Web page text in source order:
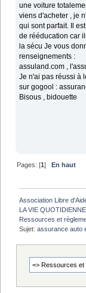
une voiture
viens d'acheter , je
qui sont parfait. Il
de rééducation car
la sécu Je vous
renseignements :
assuland.com ,
Je n'ai pas réussi à
sur gogool :
Bisous , bidouette
Pages: [1]En haut
Association Libre
LA VIE QUOTIDIENNE
Ressources et
Sujet:assurance auto